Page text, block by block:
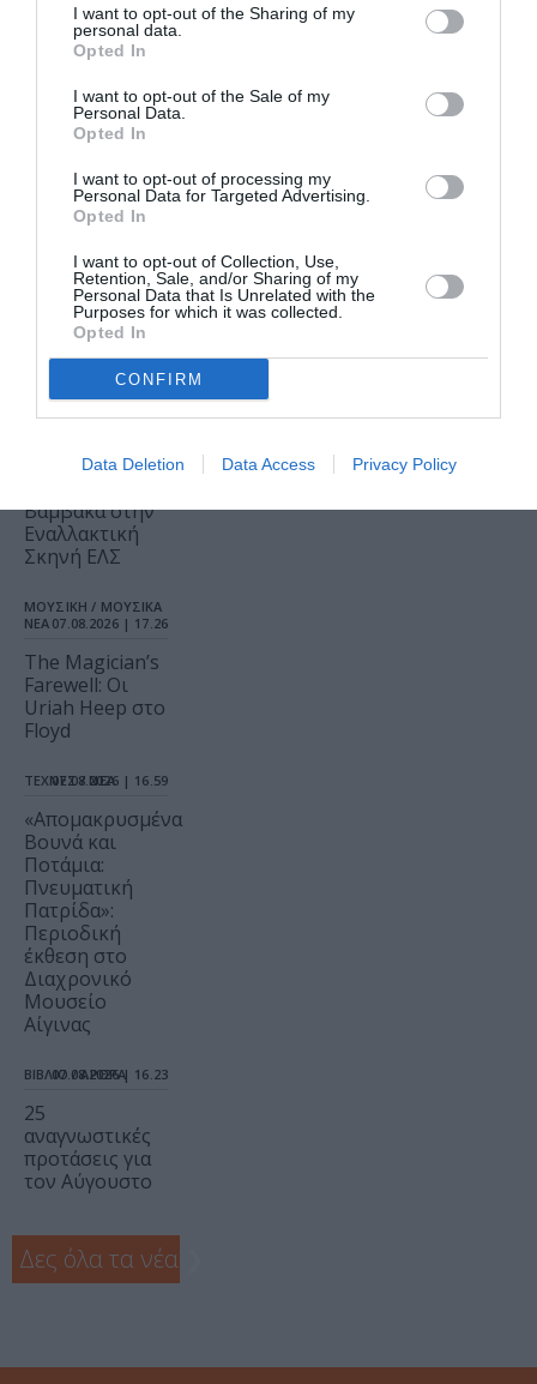
I want to opt-out of the Sharing of my
personal data.
Opted In
I want to opt-out of the Sale of my
Personal Data.
Opted In
I want to opt-out of processing my
Personal Data for Targeted Advertising.
Opted In
I want to opt-out of Collection, Use,
Retention, Sale, and/or Sharing of my
Personal Data that Is Unrelated with the
Purposes for which it was collected.
Opted In
CONFIRM
Data Deletion Data Access Privacy Policy
στο Θέατρο
Ολύμπια
ΜΟΥΣΙΚΗ / ΜΟΥΣΙΚΑ
07.08.2026 | 19.04
Abba Tribute:
Μια μοναδική
συναυλία στο
Theater
ΘΕΑΤΡΟ - ΧΟΡΟΣ /
07.08.2026 | 18.01
Μεσοτοιχίες ή
Μικρή
Προσευχή στις
Βαμβακά στην
Εναλλακτική
Σκηνή ΕΛΣ
ΜΟΥΣΙΚΗ / ΜΟΥΣΙΚΑ
ΝΕΑ 07.08.2026 | 17.26
The Magician’s
Farewell: Οι
Uriah Heep στο
Floyd
ΤΕΧΝΕΣ / ΝΕΑ
07.08.2026 | 16.59
«Απομακρυσμένα
Βουνά και
Ποτάμια:
Πνευματική
Πατρίδα»:
Περιοδική
έκθεση στο
Διαχρονικό
Μουσείο
Αίγινας
ΒΙΒΛΙΟ / ΑΡΘΡΑ
07.08.2026 | 16.23
25
αναγνωστικές
προτάσεις για
τον Αύγουστο
Δες όλα τα νέα